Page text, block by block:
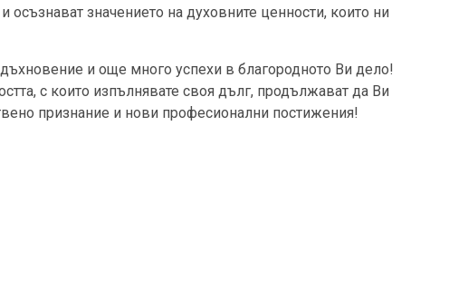
осъзнават значението на духовните ценности, които ни
и още много успехи в благородното Ви дело!
с които изпълнявате своя дълг, продължават да Ви
признание и нови професионални постижения!